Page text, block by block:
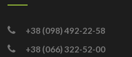
+38 (098) 492-22-58
+38 (066) 322-52-00